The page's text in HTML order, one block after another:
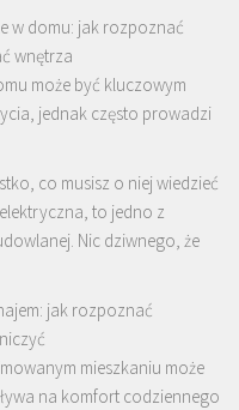
w domu: jak rozpoznać
wnętrza
może być kluczowym
jednak często prowadzi
co musisz o niej wiedzieć
to jedno z
Nic dziwnego, że
jak rozpoznać
mieszkaniu może
na komfort codziennego